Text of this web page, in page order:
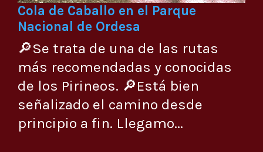
Cola de Caballo en el Parque
Nacional de Ordesa
🔎Se trata de una de las rutas
más recomendadas y conocidas
de los Pirineos. 🔎Está bien
señalizado el camino desde
principio a fin. Llegamo...